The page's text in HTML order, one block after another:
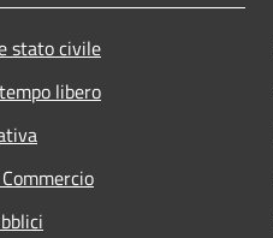
stato civile
libero